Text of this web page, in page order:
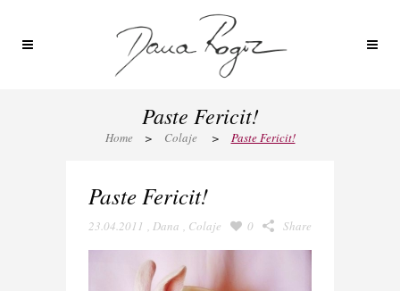
Paste Fericit!
Home > Colaje > Paste Fericit!
Paste Fericit!
23.04.2011 , Dana , Colaje 0 Share